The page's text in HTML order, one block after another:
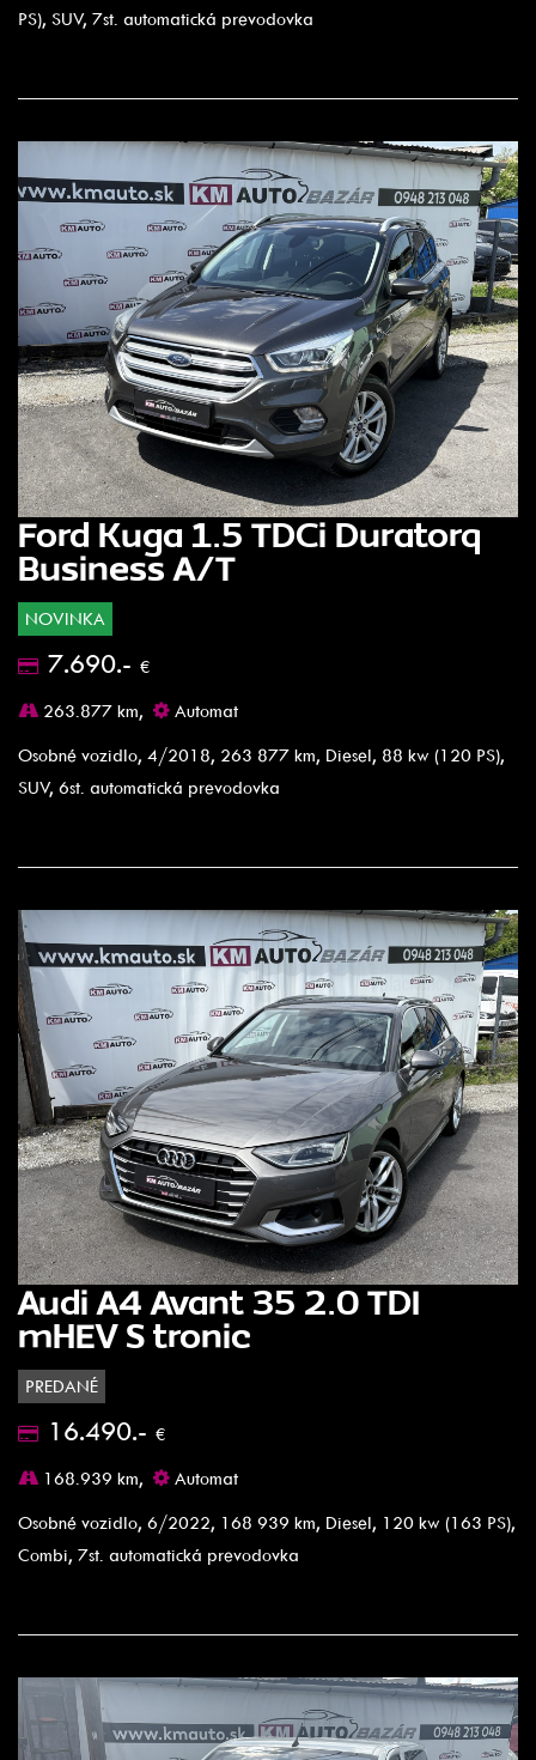
PS), SUV, 7st. automatická prevodovka
Ford Kuga 1.5 TDCi Duratorq
Business A/T
NOVINKA
7.690.- €
263.877 km,
Automat
Osobné vozidlo, 4/2018, 263 877 km, Diesel, 88 kw (120 PS),
SUV, 6st. automatická prevodovka
Audi A4 Avant 35 2.0 TDI
mHEV S tronic
PREDANÉ
16.490.- €
168.939 km,
Automat
Osobné vozidlo, 6/2022, 168 939 km, Diesel, 120 kw (163 PS),
Combi, 7st. automatická prevodovka